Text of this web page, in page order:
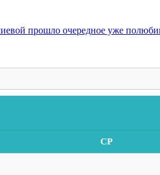
прошло очередное уже
СР